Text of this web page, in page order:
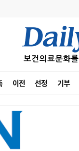
이전 선정 기부
사고
수첩